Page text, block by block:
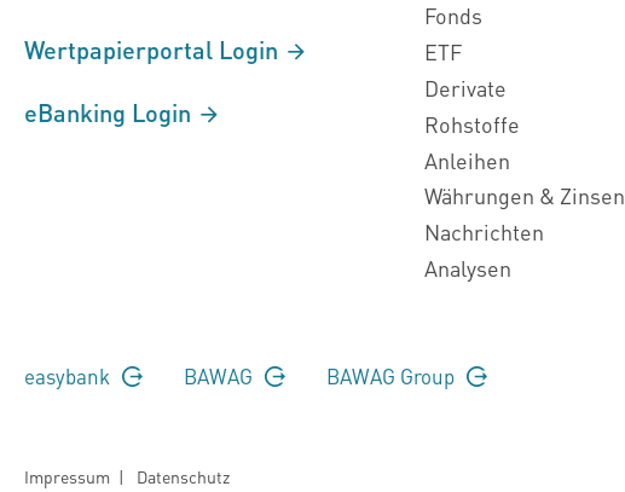
Wertpapierportal Login
eBanking Login
Fonds
ETF
Derivate
Rohstoffe
Anleihen
Währungen & Zinsen
Nachrichten
Analysen
easybank BAWAG BAWAG Group
Impressum | Datenschutz